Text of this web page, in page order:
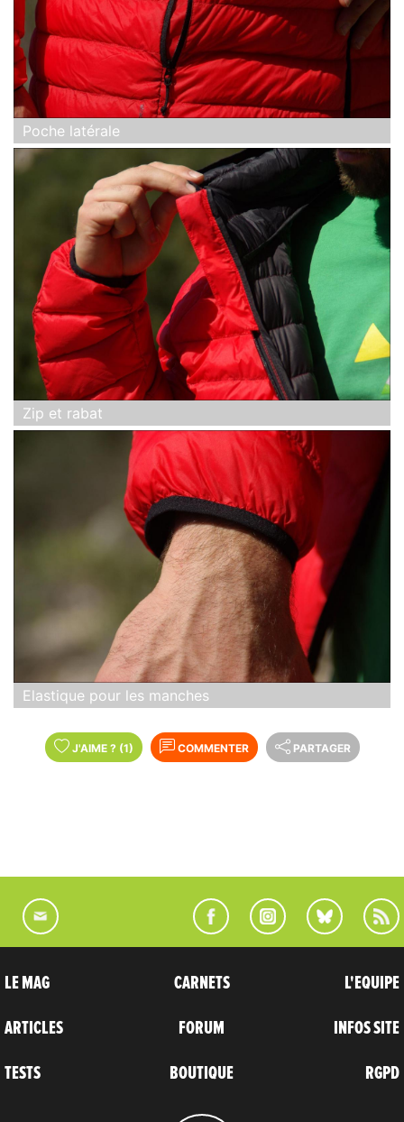
Poche latérale
Zip et rabat
Elastique pour les manches
J'AIME ? (1) COMMENTER PARTAGER
LE MAG
ARTICLES
TESTS
CARNETS
FORUM
BOUTIQUE
L'EQUIPE
INFOS SITE
RGPD